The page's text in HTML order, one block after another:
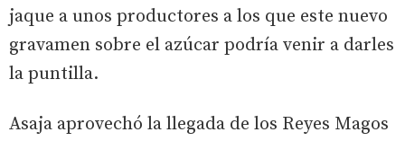
jaque a unos productores a los que este nuevo
gravamen sobre el azúcar podría venir a darles
la puntilla.
Asaja aprovechó la llegada de los Reyes Magos